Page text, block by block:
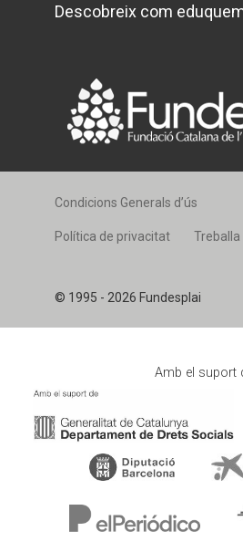
Descobreix com
© 1995 - 2026 Fundesplai
Condicions Generals d’ús
Política de privacitat
Amb el suport